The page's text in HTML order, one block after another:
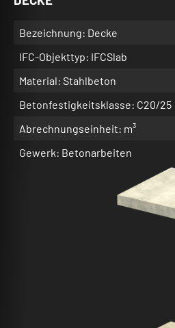
Bezeichnung: Decke
IFC-Objekttyp: IFCSlab
Material: Stahlbeton
Betonfestigkeitsklasse: C20/25
Abrechnungseinheit: m³
Gewerk: Betonarbeiten